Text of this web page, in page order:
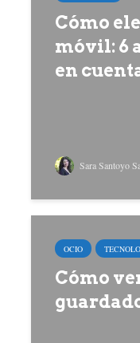
Cómo
móvil: 6
en
Sara Santoyo
OCIO
Cómo